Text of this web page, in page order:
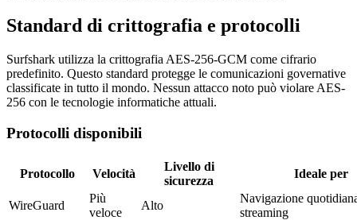
Standard di crittografia e protocolli
Surfshark utilizza la crittografia AES-256-GCM come cifrario
predefinito. Questo standard protegge le comunicazioni governative
classificate in tutto il mondo. Nessun attacco noto può violare AES-
256 con le tecnologie informatiche attuali.
Protocolli disponibili
Protocollo Velocità
Livello di
sicurezza
Ideale per
WireGuard
Più
veloce
Alto
Navigazione
streaming